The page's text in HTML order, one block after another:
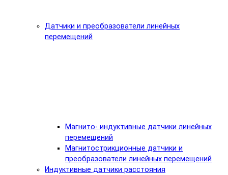
Датчики и преобразователи линейных
перемещений
Магнито- индуктивные датчики линейных
перемещений
Магнитострикционные датчики и
преобразователи линейных перемещений
Индуктивные датчики расстояния